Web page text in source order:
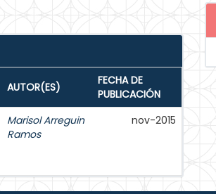
AUTOR(ES)
FECHA DE
PUBLICACIÓN
Marisol Arreguin
Ramos
nov-2015